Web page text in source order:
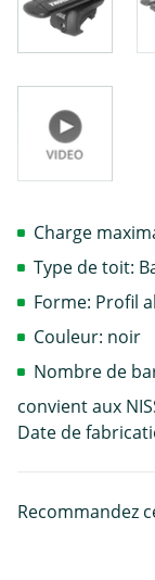
Charge
Type de toit:
Forme: Profil
Couleur: noir
Nombre de
convient aux
Date de
Recommandez